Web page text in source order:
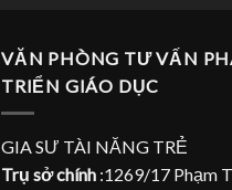
VĂN PHÒNG TƯ VẤN
TRIỂN GIÁO DỤC
GIA SƯ TÀI NĂNG TRẺ
Trụ sở chính :1269/17 Phạm